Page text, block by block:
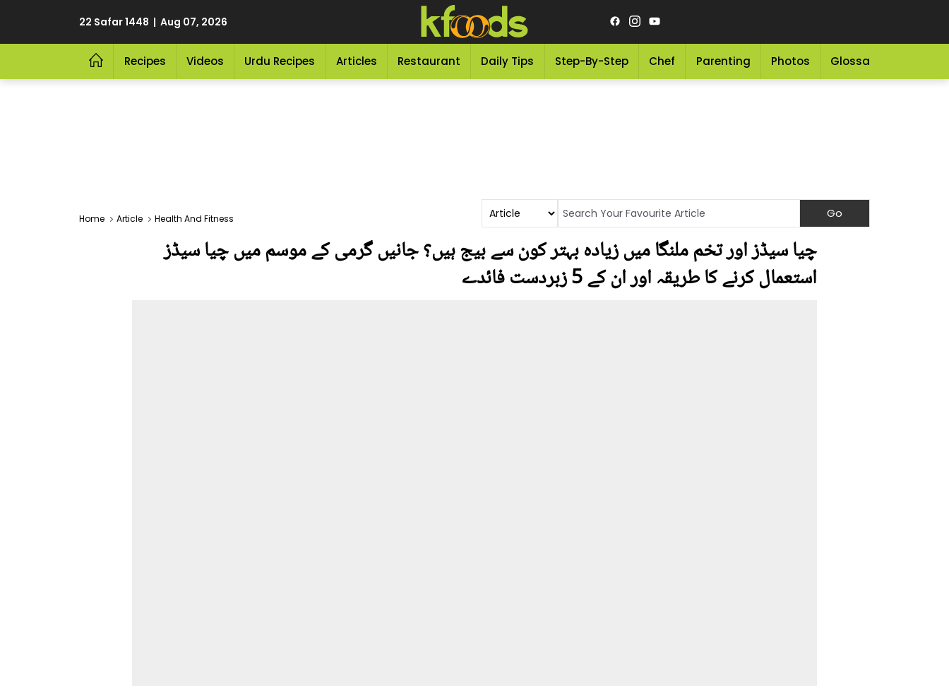
22 Safar 1448 | Aug 07, 2026
Recipes Videos Urdu Recipes Articles Restaurant Daily Tips Step-By-Step Chef Parenting Photos Glossary
Home Article Health And Fitness
چیا سیڈز اور تخم ملنگا میں زیادہ بہتر کون سے بیج ہیں؟ جانیں گرمی کے موسم میں چیا سیڈز
استعمال کرنے کا طریقہ اور ان کے 5 زبردست فائدے